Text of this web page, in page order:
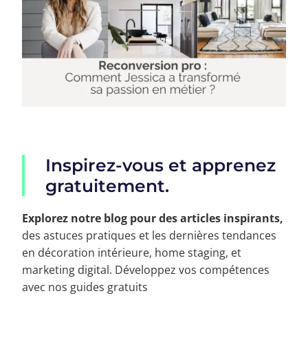
Inspirez-vous et apprenez
gratuitement.
Explorez notre blog pour des articles inspirants,
des astuces pratiques et les dernières tendances
en décoration intérieure, home staging, et
marketing digital. Développez vos compétences
avec nos guides gratuits